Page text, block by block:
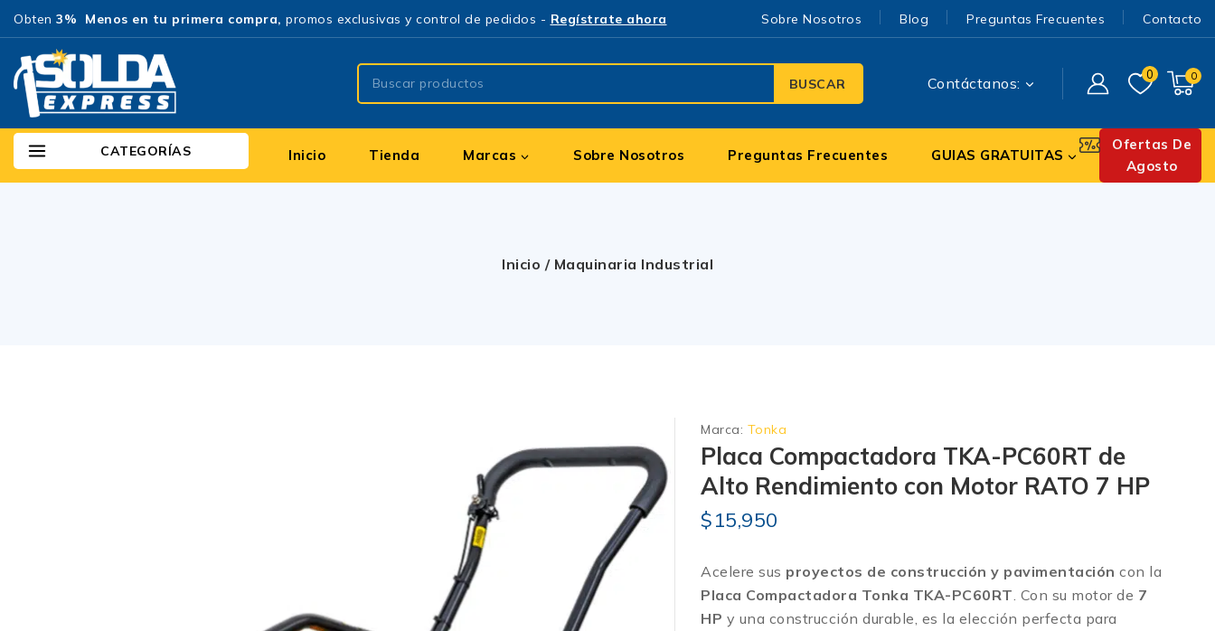
Obten 3% Menos en tu primera compra, promos exclusivas y control de pedidos - Regístrate ahora Sobre Nosotros Blog Preguntas Frecuentes Contacto
BUSCAR Contáctanos: 0 0
CATEGORÍAS Inicio Tienda Marcas Sobre Nosotros Preguntas Frecuentes GUIAS GRATUITAS
Ofertas De
Agosto
Inicio / Maquinaria Industrial
Marca: Tonka
Placa Compactadora TKA-PC60RT de
Alto Rendimiento con Motor RATO 7 HP
$15,950
Acelere sus proyectos de construcción y pavimentación con la
Placa Compactadora Tonka TKA-PC60RT . Con su motor de 7
HP y una construcción durable, es la elección perfecta para